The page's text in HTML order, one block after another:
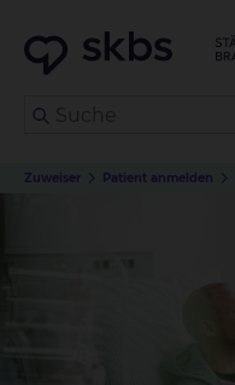
Zuweiser Patient anmelden